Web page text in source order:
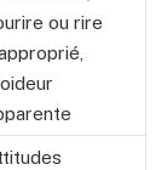
ou rire